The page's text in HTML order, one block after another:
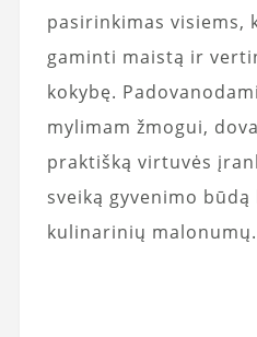
pasirinkimas visiems,
gaminti maistą ir
kokybę.
mylimam žmogui,
praktišką virtuvės
sveiką gyvenimo
kulinarinių malonumų.